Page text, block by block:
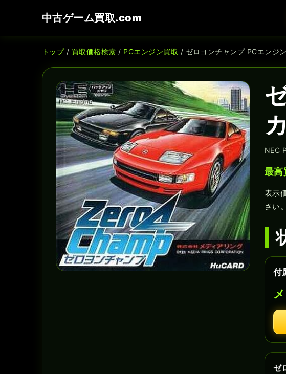
中古ゲーム買取.com
トップ/ 買取価格検索 / PCエンジン買取 / ゼロヨンチャンプ PCエンジ
NEC
最
表示
さい。
付
ゼ